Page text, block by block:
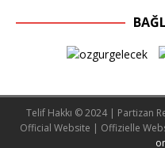
Telif Hakkı © 2024 | Partizan
Official Website | Offizielle